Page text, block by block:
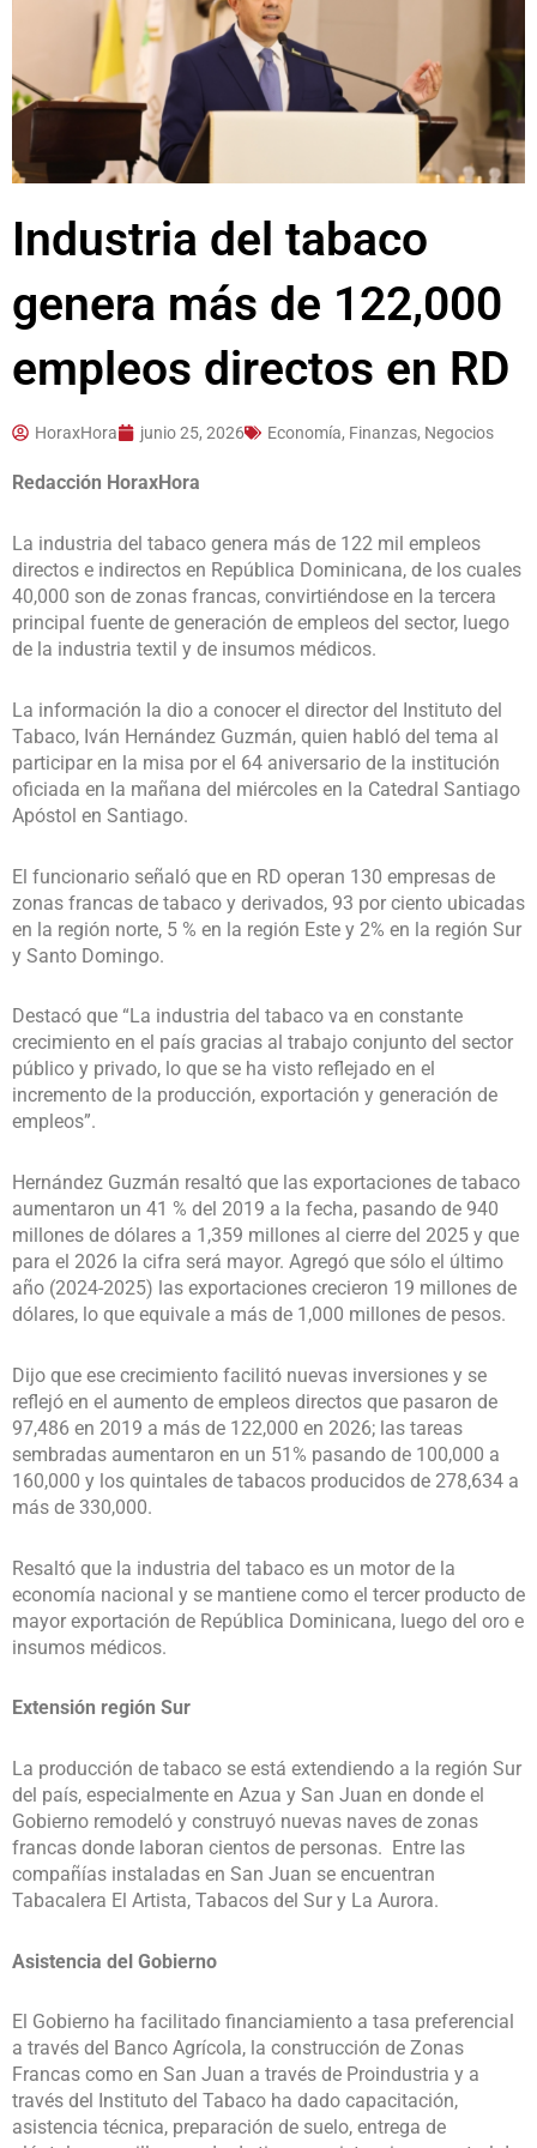
Industria del tabaco
genera más de 122,000
empleos directos en RD
HoraxHora junio 25, 2026 Economía, Finanzas, Negocios
Redacción HoraxHora
La industria del tabaco genera más de 122 mil empleos
directos e indirectos en República Dominicana, de los cuales
40,000 son de zonas francas, convirtiéndose en la tercera
principal fuente de generación de empleos del sector, luego
de la industria textil y de insumos médicos.
La información la dio a conocer el director del Instituto del
Tabaco, Iván Hernández Guzmán, quien habló del tema al
participar en la misa por el 64 aniversario de la institución
oficiada en la mañana del miércoles en la Catedral Santiago
Apóstol en Santiago.
El funcionario señaló que en RD operan 130 empresas de
zonas francas de tabaco y derivados, 93 por ciento ubicadas
en la región norte, 5 % en la región Este y 2% en la región Sur
y Santo Domingo.
Destacó que “La industria del tabaco va en constante
crecimiento en el país gracias al trabajo conjunto del sector
público y privado, lo que se ha visto reflejado en el
incremento de la producción, exportación y generación de
empleos”.
Hernández Guzmán resaltó que las exportaciones de tabaco
aumentaron un 41 % del 2019 a la fecha, pasando de 940
millones de dólares a 1,359 millones al cierre del 2025 y que
para el 2026 la cifra será mayor. Agregó que sólo el último
año (2024-2025) las exportaciones crecieron 19 millones de
dólares, lo que equivale a más de 1,000 millones de pesos.
Dijo que ese crecimiento facilitó nuevas inversiones y se
reflejó en el aumento de empleos directos que pasaron de
97,486 en 2019 a más de 122,000 en 2026; las tareas
sembradas aumentaron en un 51% pasando de 100,000 a
160,000 y los quintales de tabacos producidos de 278,634 a
más de 330,000.
Resaltó que la industria del tabaco es un motor de la
economía nacional y se mantiene como el tercer producto de
mayor exportación de República Dominicana, luego del oro e
insumos médicos.
Extensión región Sur
La producción de tabaco se está extendiendo a la región Sur
del país, especialmente en Azua y San Juan en donde el
Gobierno remodeló y construyó nuevas naves de zonas
francas donde laboran cientos de personas. Entre las
compañías instaladas en San Juan se encuentran
Tabacalera El Artista, Tabacos del Sur y La Aurora.
Asistencia del Gobierno
El Gobierno ha facilitado financiamiento a tasa preferencial
a través del Banco Agrícola, la construcción de Zonas
Francas como en San Juan a través de Proindustria y a
través del Instituto del Tabaco ha dado capacitación,
asistencia técnica, preparación de suelo, entrega de